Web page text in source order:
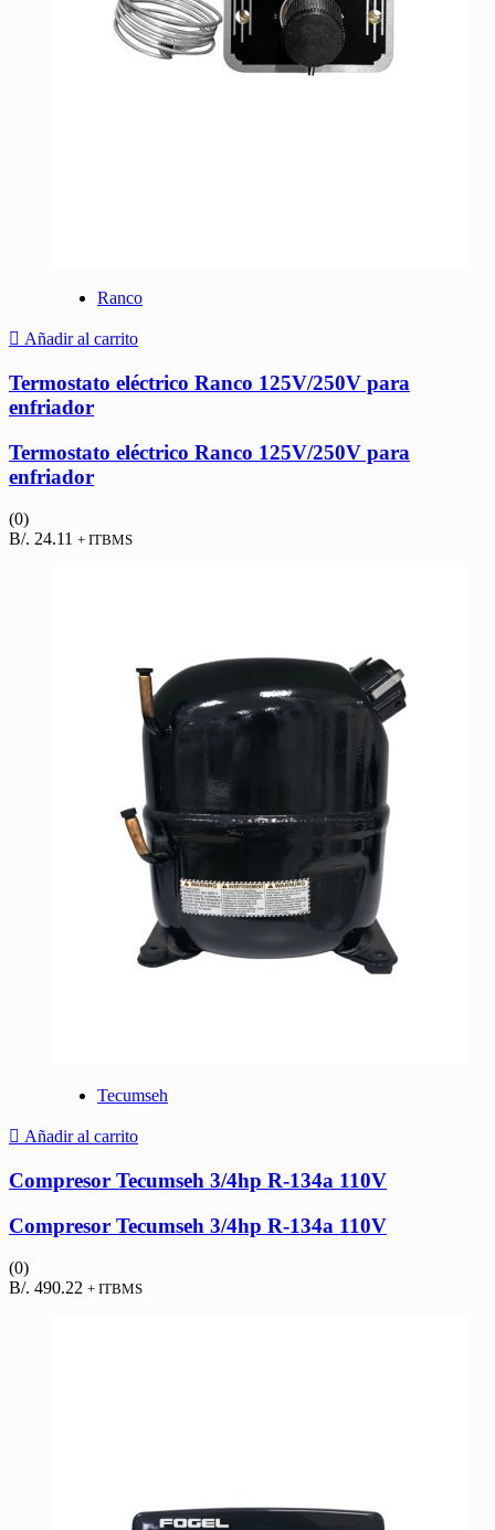
Ranco
Añadir al carrito
Termostato eléctrico Ranco 125V/250V para
enfriador
Termostato eléctrico Ranco 125V/250V para
enfriador
(0)
B/. 24.11 + ITBMS
Tecumseh
Añadir al carrito
Compresor Tecumseh 3/4hp R-134a 110V
Compresor Tecumseh 3/4hp R-134a 110V
(0)
B/. 490.22 + ITBMS